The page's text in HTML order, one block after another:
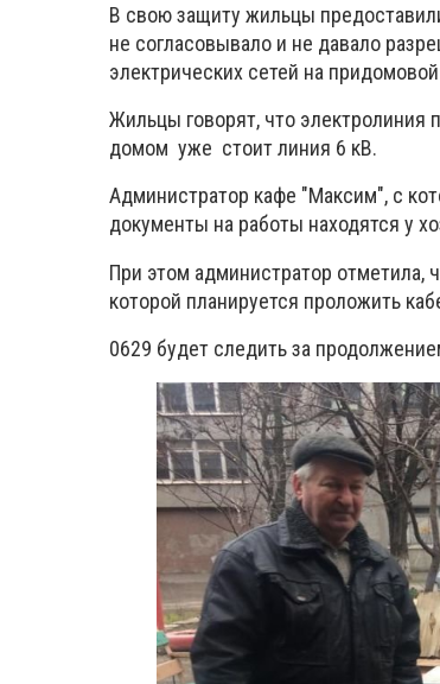
В свою защиту жильцы
не согласовывало и не давало
электрических сетей на
Жильцы говорят, что электролиния
домом уже стоит линия 6 кВ.
Администратор кафе "Максим", с
документы на работы находятся у
При этом администратор отметила,
которой планируется проложить
0629 будет следить за